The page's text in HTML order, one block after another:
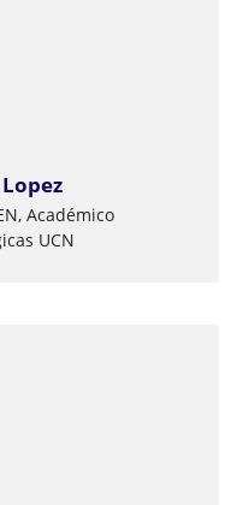
Académico
UCN